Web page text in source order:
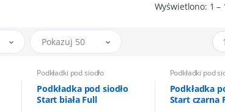
Wyświetlono: 1 –
Pokazuj 50
Podkładki pod siodło
Podkładka pod siodło
Start biała Full
Podkładki pod
Podkładka
Start czarna